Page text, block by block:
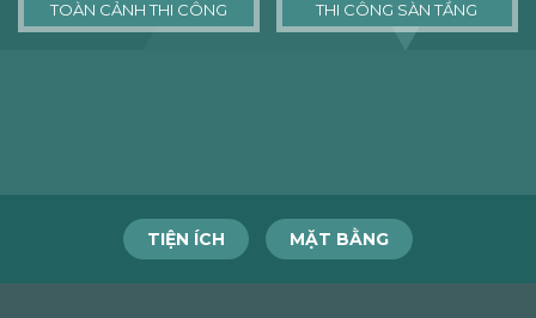
TOÀN CẢNH THI CÔNG THI CÔNG SÀN TẦNG
TIỆN ÍCH MẶT BẰNG